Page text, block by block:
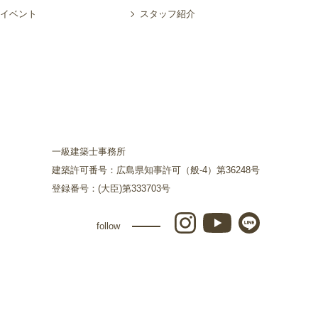
イベント スタッフ紹介
一級建築士事務所
建築許可番号：広島県知事許可（般-4）第36248号
登録番号：(大臣)第333703号